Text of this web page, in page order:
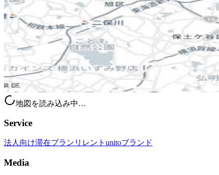
地図を読み込み中…
Service
法人向け滞在プラン リレント unitoブランド
Media